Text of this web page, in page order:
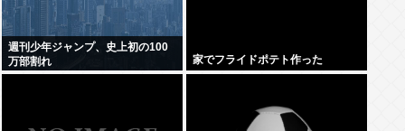
週刊少年ジャンプ、史上初の100
万部割れ
家でフライドポテト作った